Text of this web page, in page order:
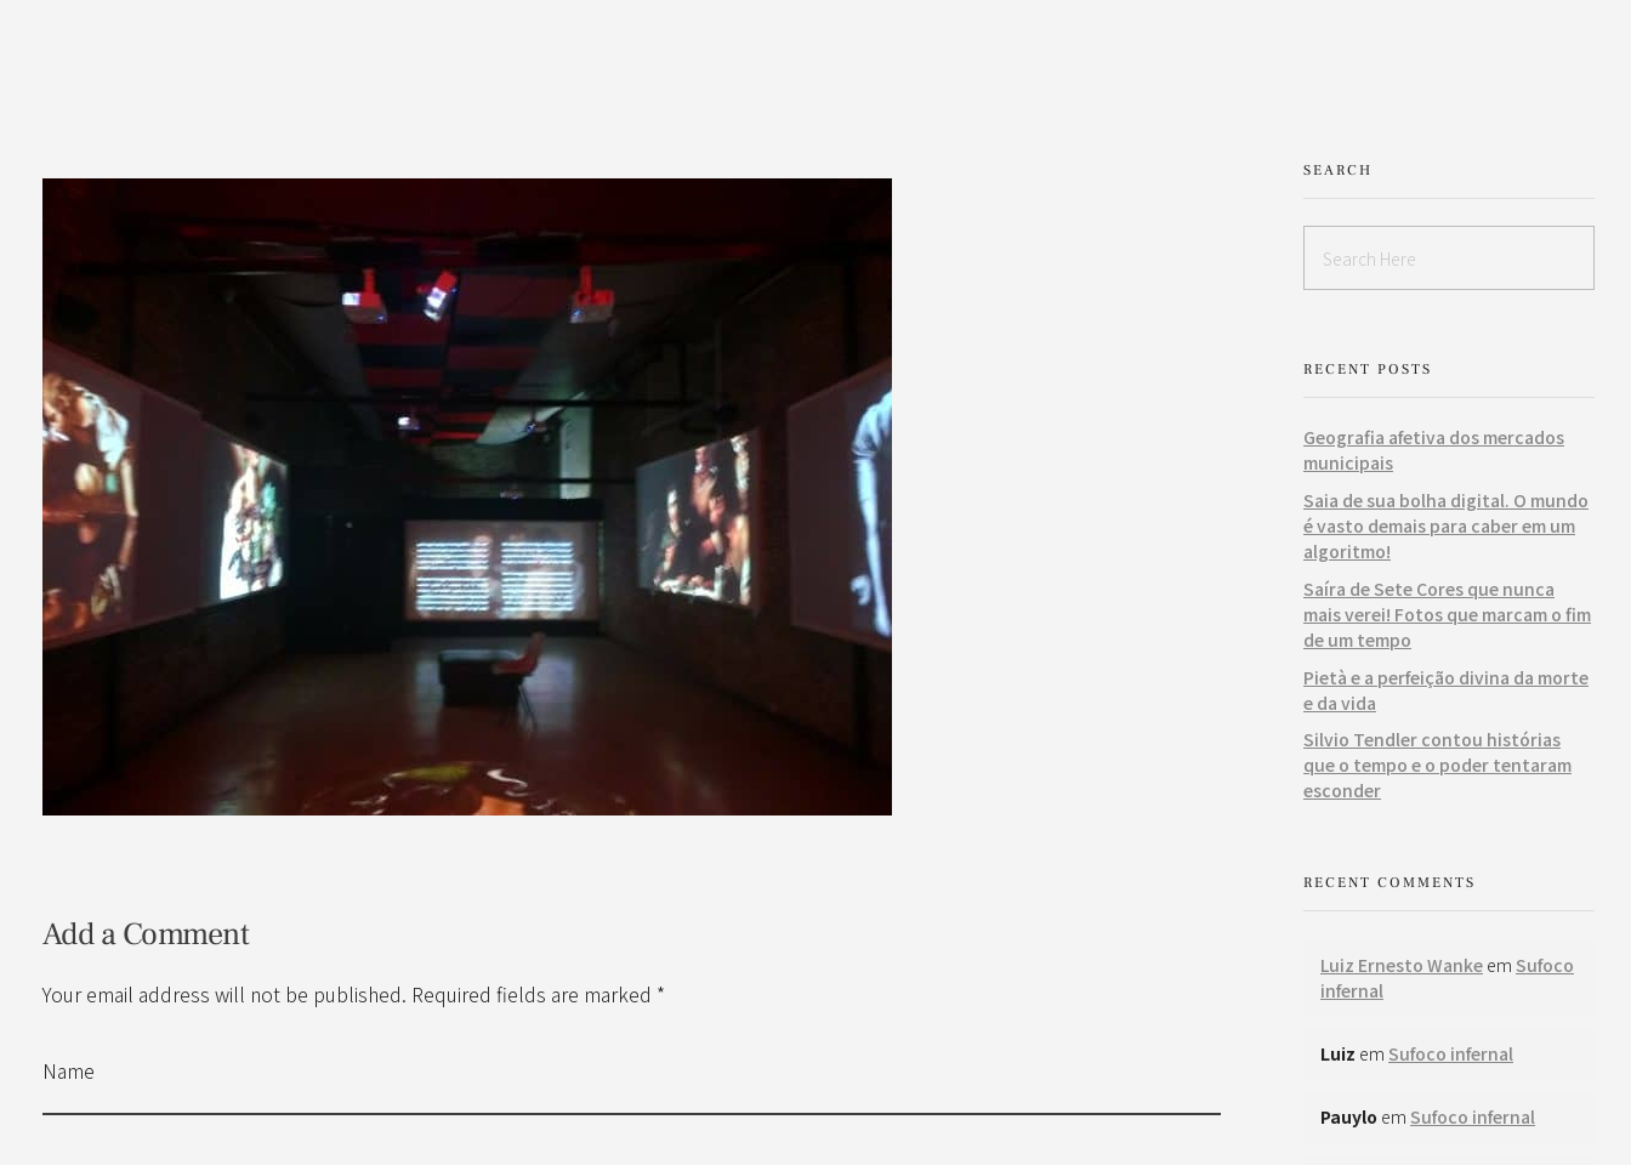
Add a Comment
Your email address will not be published. Required fields are marked *
Name
SEARCH
RECENT POSTS
Geografia afetiva dos mercados
municipais
Saia de sua bolha digital. O mundo
é vasto demais para caber em um
algoritmo!
Saíra de Sete Cores que nunca
mais verei! Fotos que marcam o fim
de um tempo
Pietà e a perfeição divina da morte
e da vida
Silvio Tendler contou histórias
que o tempo e o poder tentaram
esconder
RECENT COMMENTS
Luiz Ernesto Wanke em Sufoco
infernal
Luiz em Sufoco infernal
Pauylo em Sufoco infernal